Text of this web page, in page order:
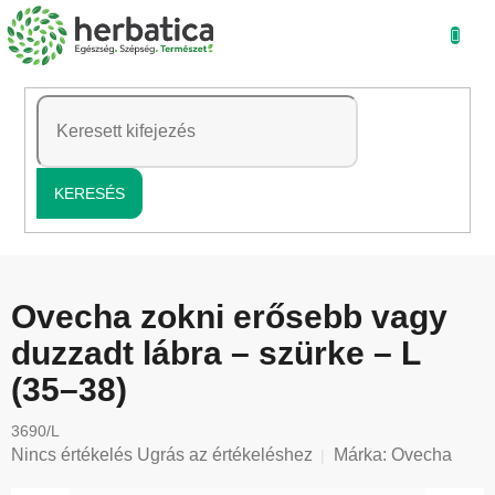
Ugrás
a
tartalomhoz
KERESÉS
Ovecha zokni erősebb vagy
duzzadt lábra – szürke – L
(35–38)
3690/L
A
Nincs értékelés Ugrás az értékeléshez Márka: Ovecha